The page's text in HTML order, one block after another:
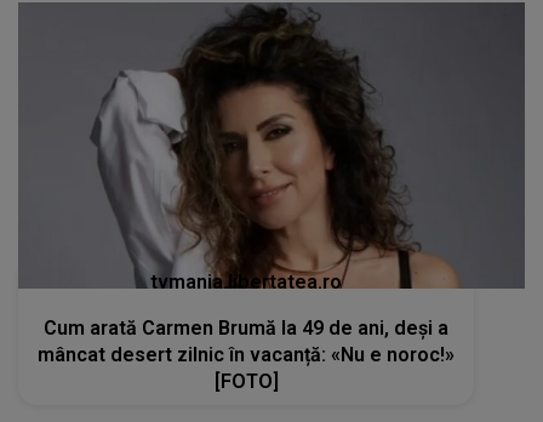
tvmania.libertatea.ro
Cum arată Carmen Brumă la 49 de ani, deși a
mâncat desert zilnic în vacanță: «Nu e noroc!»
[FOTO]